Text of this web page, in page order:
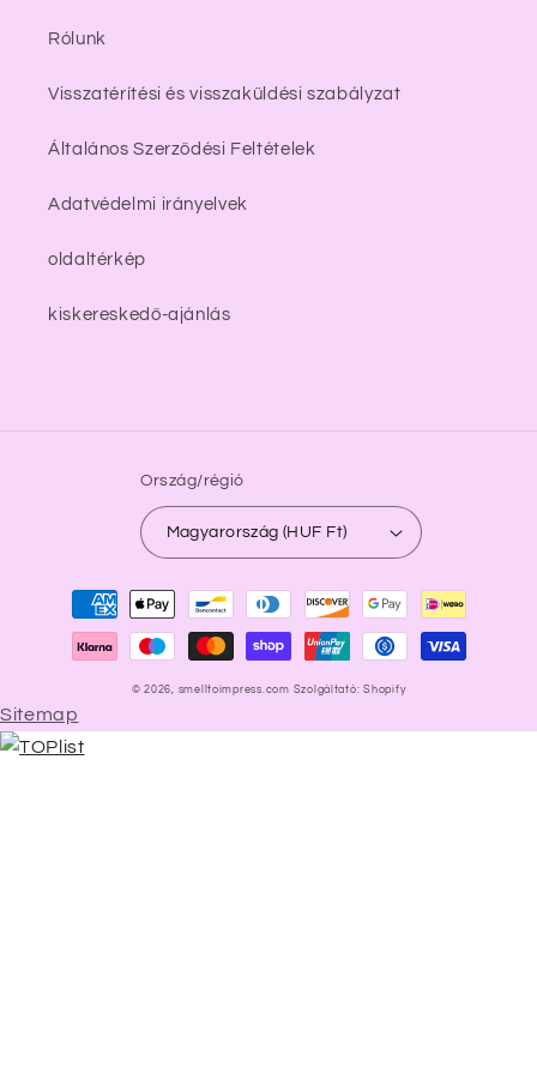
Rólunk
Visszatérítési és visszaküldési szabályzat
Általános Szerződési Feltételek
Adatvédelmi irányelvek
oldaltérkép
kiskereskedő-ajánlás
Ország/régió
Magyarország (HUF Ft)
Fizetési
módok
© 2026, smelltoimpress.com Szolgáltató: Shopify
Sitemap